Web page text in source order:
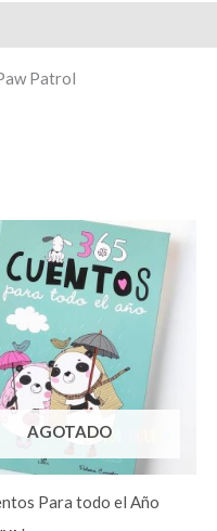
Patrol
AGOTADO
Para todo el Año